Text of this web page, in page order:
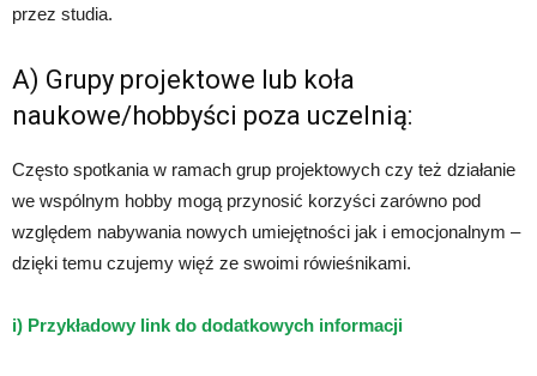
przez studia.
A) Grupy projektowe lub koła
naukowe/hobbyści poza uczelnią:
Często spotkania w ramach grup projektowych czy też działanie
we wspólnym hobby mogą przynosić korzyści zarówno pod
względem nabywania nowych umiejętności jak i emocjonalnym –
dzięki temu czujemy więź ze swoimi rówieśnikami.
i) Przykładowy link do dodatkowych informacji